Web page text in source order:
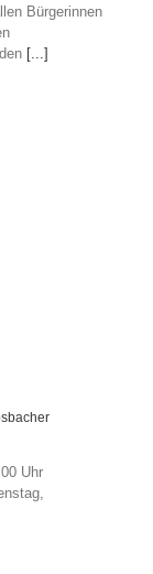
Bürgerinnen
[...]
Uhr